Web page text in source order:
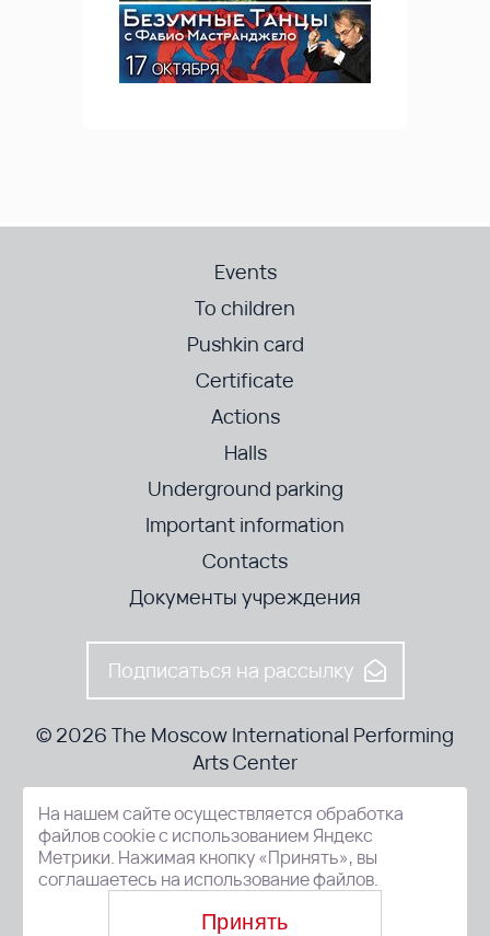
Events
To children
Pushkin card
Certificate
Actions
Halls
Underground parking
Important information
Contacts
Документы учреждения
Подписаться на рассылку
© 2026 The Moscow International Performing
Arts Center
52-8, Kosmodamianskaya nab., Moscow, 115054, Russia
На нашем сайте осуществляется обработка
файлов cookie с использованием Яндекс
Метрики. Нажимая кнопку «Принять», вы
соглашаетесь на использование файлов.
Принять